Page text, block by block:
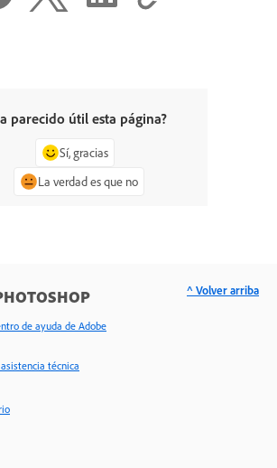
parecido útil esta página?
Sí, gracias
La verdad es que no
de ayuda de Adobe
técnica
^ Volver arriba